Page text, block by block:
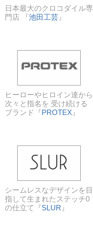
日本最大のクロコダイル専
門店 『池田工芸 』
ヒーローやヒロイン達から
次々と指名を 受け続ける
ブランド『PROTEX 』
シームレスなデザインを目
指して生まれたステッチ0
の仕立て『SLUR 』